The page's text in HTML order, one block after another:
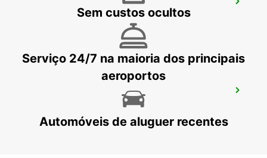
CHEMNITZ - GERMANY
AEROPORTO DE LEIPZIG HALLE
SCHKEUDITZ - GERMANY
Sem custos ocultos
Serviço 24/7 na maioria dos principais
aeroportos
Automóveis de aluguer recentes